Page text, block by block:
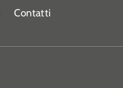
Contatti